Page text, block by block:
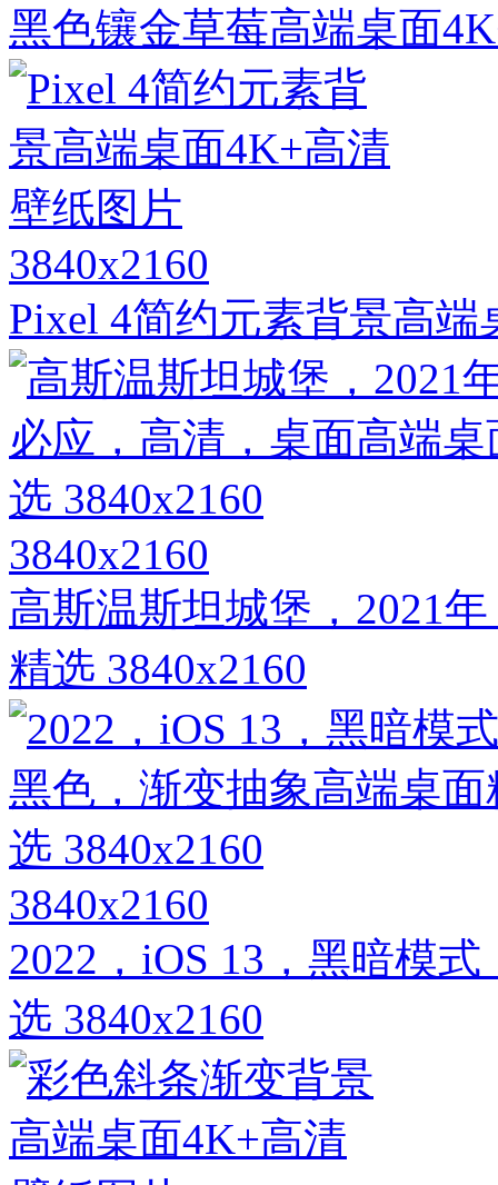
黑色镶金草莓高端桌面
3840x2160
Pixel 4简约元素背景高
3840x2160
高斯温斯坦城堡，2021
精选 3840x2160
3840x2160
2022，iOS 13，黑暗模
选 3840x2160